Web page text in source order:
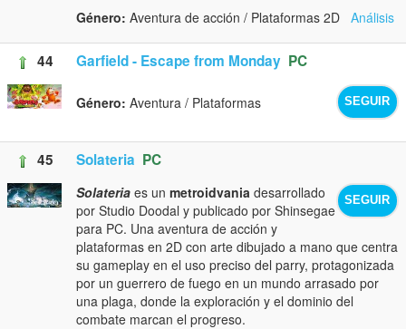
Género: Aventura de acción / Plataformas 2D Análisis
44 Garfield - Escape from Monday PC
SEGUIR
Género: Aventura / Plataformas
45 Solateria PC
SEGUIR
Solateria es un metroidvania desarrollado
por Studio Doodal y publicado por Shinsegae
para PC. Una aventura de acción y
plataformas en 2D con arte dibujado a mano que centra
su gameplay en el uso preciso del parry, protagonizada
por un guerrero de fuego en un mundo arrasado por
una plaga, donde la exploración y el dominio del
combate marcan el progreso.